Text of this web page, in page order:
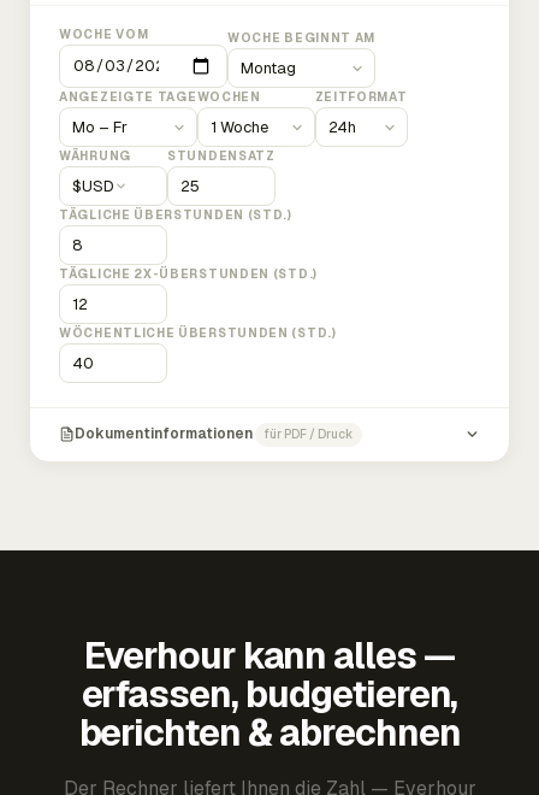
WOCHE VOM WOCHE BEGINNT AM
ANGEZEIGTE TAGEWOCHEN ZEITFORMAT
WÄHRUNG
$USD
STUNDENSATZ
TÄGLICHE ÜBERSTUNDEN (STD.)
TÄGLICHE 2X-ÜBERSTUNDEN (STD.)
WÖCHENTLICHE ÜBERSTUNDEN (STD.)
Dokumentinformationen für PDF / Druck
Everhour kann alles —
erfassen, budgetieren,
berichten & abrechnen
Der Rechner liefert Ihnen die Zahl — Everhour